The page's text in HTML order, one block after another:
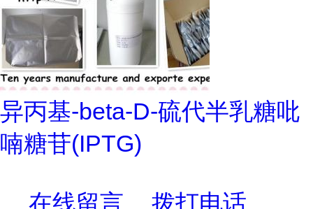
异丙基-beta-D-硫代半乳糖吡
喃糖苷(IPTG)
在线留言 拨打电话